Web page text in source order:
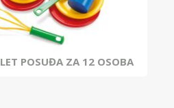
POSUĐA ZA 12 OSOBA